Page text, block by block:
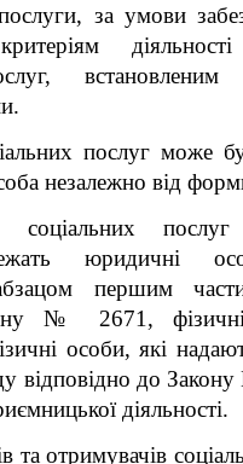
за умови
встановленим
послуг може
незалежно від
соціальних послуг
юридичні
першим
№ 2671,
особи, які
відповідно до
діяльності.
та отримувачів